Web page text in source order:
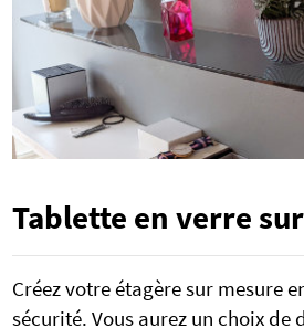
Tablette en verre
Créez votre étagère sur mesure
sécurité. Vous aurez un choix de